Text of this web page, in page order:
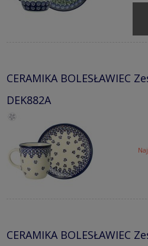
CERAMIKA BOLESŁAWIEC
DEK882A
CERAMIKA BOLESŁAWIEC